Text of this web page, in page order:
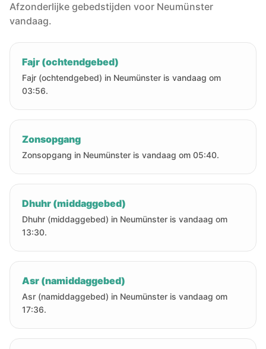
Afzonderlijke gebedstijden voor Neumünster
vandaag.
Fajr (ochtendgebed)
Fajr (ochtendgebed) in Neumünster is vandaag om
03:56.
Zonsopgang
Zonsopgang in Neumünster is vandaag om 05:40.
Dhuhr (middaggebed)
Dhuhr (middaggebed) in Neumünster is vandaag om
13:30.
Asr (namiddaggebed)
Asr (namiddaggebed) in Neumünster is vandaag om
17:36.